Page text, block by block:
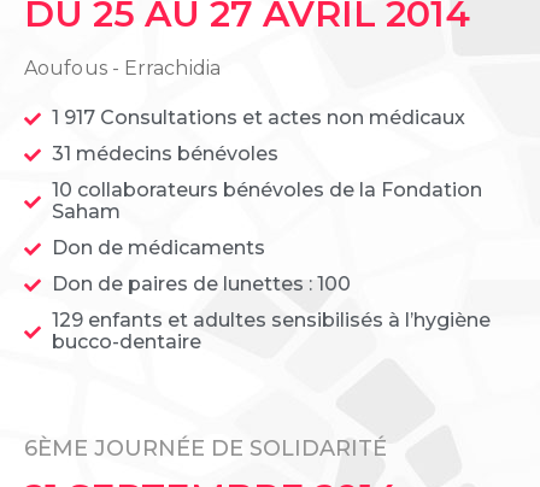
DU 25 AU 27 AVRIL 2014
Aoufous - Errachidia
1 917 Consultations et actes non médicaux
31 médecins bénévoles
10 collaborateurs bénévoles de la Fondation
Saham
Don de médicaments
Don de paires de lunettes : 100
129 enfants et adultes sensibilisés à l’hygiène
bucco-dentaire
6ÈME JOURNÉE DE SOLIDARITÉ